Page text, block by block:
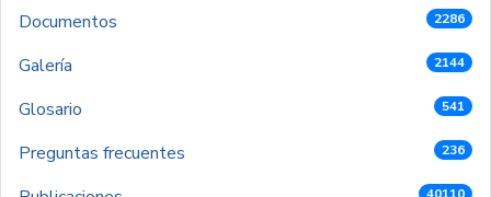
Documentos 2286
Galería 2144
Glosario 541
Preguntas frecuentes 236